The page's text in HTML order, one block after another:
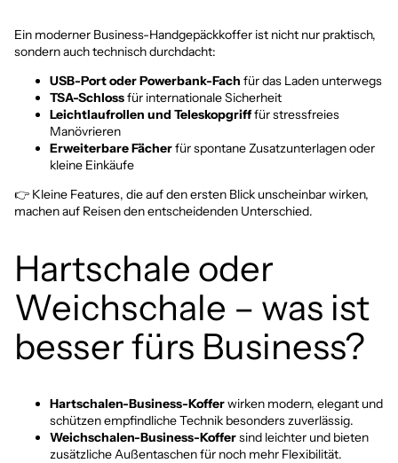
Ein moderner Business-Handgepäckkoffer ist nicht nur praktisch,
sondern auch technisch durchdacht:
USB-Port oder Powerbank-Fach für das Laden unterwegs
TSA-Schlossfür internationale Sicherheit
Leichtlaufrollen und Teleskopgrifffür stressfreies
Manövrieren
Erweiterbare Fächerfür spontane Zusatzunterlagen oder
kleine Einkäufe
👉 Kleine Features, die auf den ersten Blick unscheinbar wirken,
machen auf Reisen den entscheidenden Unterschied.
Hartschale oder
Weichschale – was ist
besser fürs Business?
Hartschalen-Business-Kofferwirken modern, elegant und
schützen empfindliche Technik besonders zuverlässig.
Weichschalen-Business-Koffersind leichter und bieten
zusätzliche Außentaschen für noch mehr Flexibilität.